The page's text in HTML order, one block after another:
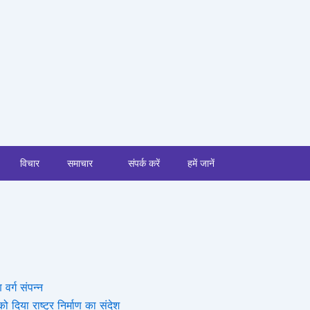
विचार समाचार संपर्क करें हमें जानें
वर्ग संपन्न
राष्ट्र निर्माण का संदेश